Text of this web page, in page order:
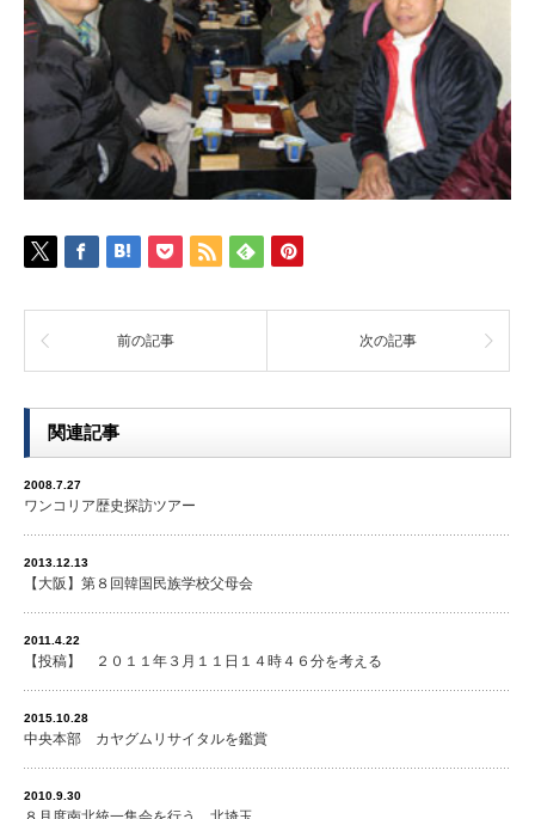
前の記事 次の記事
関連記事
2008.7.27
ワンコリア歴史探訪ツアー
2013.12.13
【大阪】第８回韓国民族学校父母会
2011.4.22
【投稿】 ２０１１年３月１１日１４時４６分を考える
2015.10.28
中央本部 カヤグムリサイタルを鑑賞
2010.9.30